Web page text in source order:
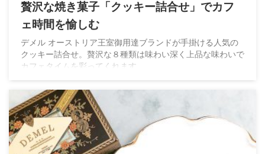
贅沢な焼き菓子「クッキー詰合せ」でカフ
ェ時間を愉しむ
デメル オーストリア王室御用達ブランドが手掛ける人気の
クッキー詰合せ。贅沢な８種類は味わい深く上品な味わいで
カフェタイムを彩ってくれます。